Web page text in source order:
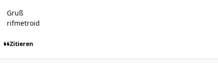
Gruß
rifmetroid
Zitieren